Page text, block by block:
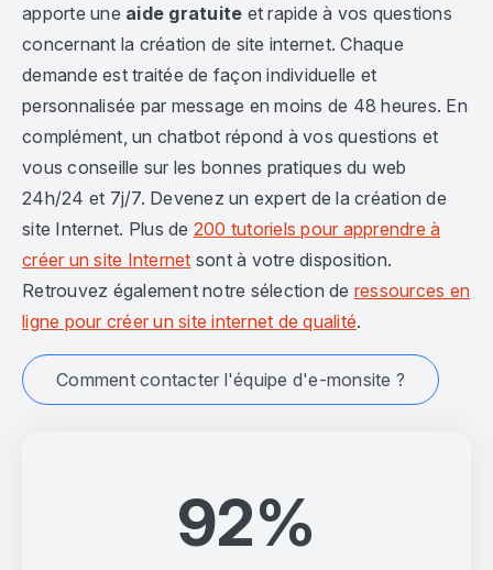
92%
apporte une aide gratuite et rapide à vos questions
concernant la création de site internet. Chaque
demande est traitée de façon individuelle et
personnalisée par message en moins de 48 heures. En
complément, un chatbot répond à vos questions et
vous conseille sur les bonnes pratiques du web
24h/24 et 7j/7. Devenez un expert de la création de
site Internet. Plus de 200 tutoriels pour apprendre à
créer un site Internet sont à votre disposition.
Retrouvez également notre sélection de ressources en
ligne pour créer un site internet de qualité.
Comment contacter l'équipe d'e-monsite ?